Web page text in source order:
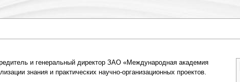
и генеральный директор ЗАО «Международная академия
знания и практических научно-организационных проектов.